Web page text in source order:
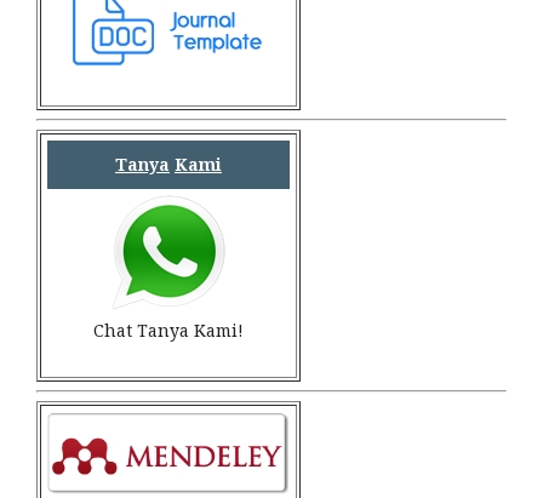
Tanya Kami
Chat Tanya Kami!